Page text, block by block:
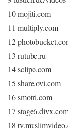
10 mojiti.com
11 multiply.com
12
13 rutube.ru
14 sclipo.com
15 share.ovi.com
16 smotri.com
17 stage6.divx.com
18